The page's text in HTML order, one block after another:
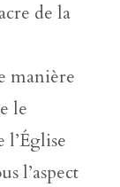
de la
manière
le
l’Église
l’aspect